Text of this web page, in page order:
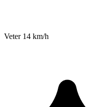
Veter 14 km/h